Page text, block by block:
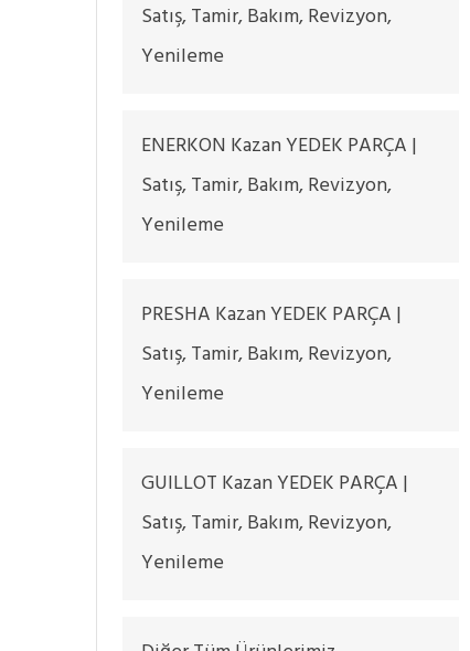
Satış, Tamir, Bakım, Revizyon,
Yenileme
ENERKON Kazan YEDEK PARÇA |
Satış, Tamir, Bakım, Revizyon,
Yenileme
PRESHA Kazan YEDEK PARÇA |
Satış, Tamir, Bakım, Revizyon,
Yenileme
GUILLOT Kazan YEDEK PARÇA |
Satış, Tamir, Bakım, Revizyon,
Yenileme